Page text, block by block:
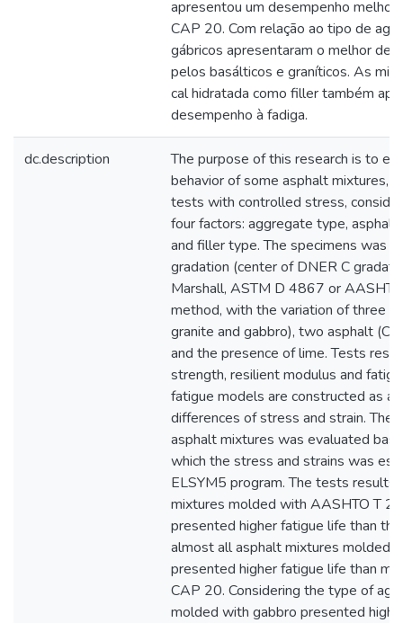
apresentou um desempenho melhor
CAP 20. Com relação ao tipo de
gábricos apresentaram o melhor
pelos basálticos e graníticos. As
cal hidratada como filler também
desempenho à fadiga.
dc.description
The purpose of this research is to
behavior of some asphalt mixtures,
tests with controlled stress,
four factors: aggregate type,
and filler type. The specimens was
gradation (center of DNER C
Marshall, ASTM D 4867 or
method, with the variation of three
granite and gabbro), two asphalt
and the presence of lime. Tests
strength, resilient modulus and
fatigue models are constructed as a
differences of stress and strain. The
asphalt mixtures was evaluated
which the stress and strains was
ELSYM5 program. The tests results
mixtures molded with AASHTO T
presented higher fatigue life than
almost all asphalt mixtures molded
presented higher fatigue life than
CAP 20. Considering the type of
molded with gabbro presented